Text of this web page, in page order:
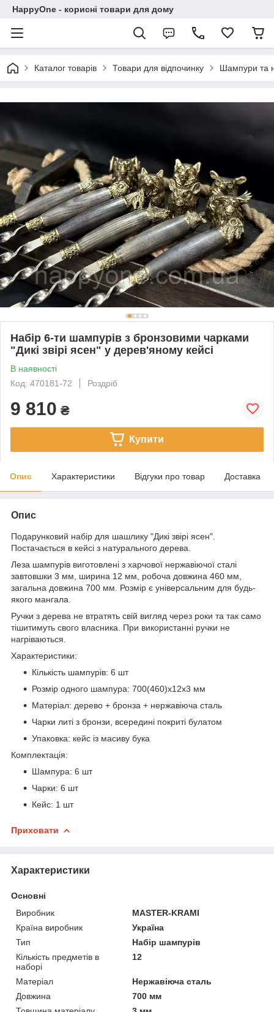
HappyOne - корисні товари для дому
Каталог товарів Товари для відпочинку Шампури та
Набір 6-ти шампурів з бронзовими чарками
"Дикі звірі ясен" у дерев'яному кейсі
В наявності
Код: 470181-72
Роздріб
9 810 ₴
Купити
Опис Характеристики Відгуки про товар Доставка
Опис
Подарунковий набір для шашлику "Дикі звірі ясен".
Постачається в кейсі з натурального дерева.
Леза шампурів виготовлені з харчової нержавіючої сталі
завтовшки 3 мм, ширина 12 мм, робоча довжина 460 мм,
загальна довжина 700 мм. Розмір є універсальним для будь-
якого мангала.
Ручки з дерева не втратять свій вигляд через роки та так само
тішитимуть свого власника. При використанні ручки не
нагріваються.
Характеристики:
Кількість шампурів: 6 шт
Розмір одного шампура: 700(460)х12х3 мм
Матеріал: дерево + бронза + нержавіюча сталь
Чарки литі з бронзи, всередині покриті булатом
Упаковка: кейс із масиву бука
Комплектація:
Шампура: 6 шт
Чарки: 6 шт
Кейс: 1 шт
Приховати
Характеристики
Основні
Виробник
MASTER-KRAMI
Країна виробник
Україна
Тип
Набір шампурів
Кількість предметів в
наборі
12
Матеріал
Нержавіюча сталь
Довжина
700 мм